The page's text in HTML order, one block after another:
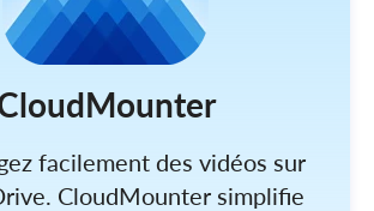
facilement des vidéos sur
CloudMounter simplifie